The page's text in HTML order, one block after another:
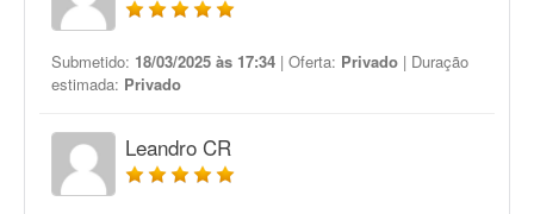
Submetido: 18/03/2025 às 17:34 | Oferta: Privado | Duração
estimada: Privado
Leandro CR